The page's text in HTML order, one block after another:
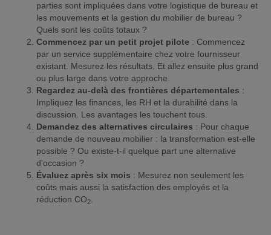
parties sont impliquées dans votre logistique de bureau et
les mouvements et la gestion du mobilier de bureau ?
Quels sont les coûts totaux ?
Commencez par un petit projet pilote : Commencez
par un service supplémentaire chez votre fournisseur
existant. Mesurez les résultats. Et allez ensuite plus grand
ou plus large dans votre approche.
Regardez au-delà des frontières départementales :
Impliquez les finances, les RH et la durabilité dans la
discussion. Les avantages les touchent tous.
Demandez des alternatives circulaires : Pour chaque
demande de nouveau mobilier : la transformation est-elle
possible ? Ou existe-t-il quelque part une alternative
d'occasion ?
Évaluez après six mois : Mesurez non seulement les
coûts mais aussi la satisfaction des employés et la
réduction CO2